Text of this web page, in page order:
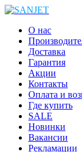
О нас
Доставка
Гарантия
Акции
Контакты
Оплата и
Где купить
SALE
Новинки
Вакансии
Рекламации